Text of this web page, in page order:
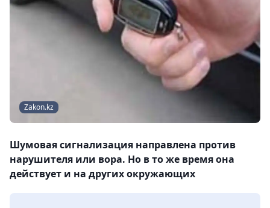
Zakon.kz
Шумовая сигнализация направлена против
нарушителя или вора. Но в то же время она
действует и на других окружающих